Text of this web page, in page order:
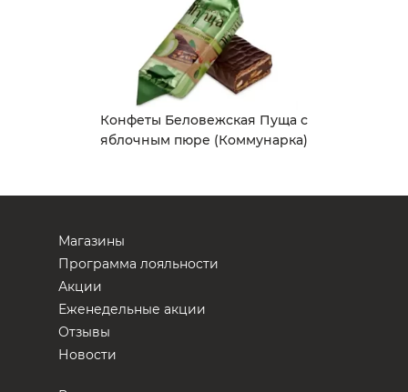
Конфеты Беловежская Пуща с
яблочным пюре (Коммунарка)
Магазины
Программа лояльности
Акции
Еженедельные акции
Отзывы
Новости